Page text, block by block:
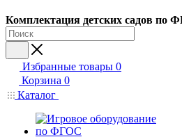
Комплектация детских садов по
Избранные товары 0
Корзина 0
Каталог